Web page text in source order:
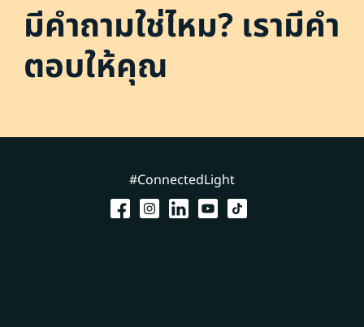
มีคำถามใช่ไหม? เรามีคำ
ตอบให้คุณ
#ConnectedLight